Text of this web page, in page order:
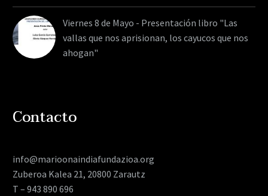
Viernes 8 de Mayo - Presentación libro "Las
vallas que nos aprisionan, los cayucos que nos
ahogan"
Contacto
info@marioonaindiafundazioa.org
Zuberoa Kalea 21, 20800 Zarautz
T – 943 890 696